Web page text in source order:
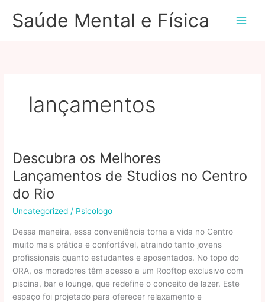
paraSaúde Mental e Física
lançamentos
Descubra os Melhores
Lançamentos de Studios no Centro
do Rio
Uncategorized / Psicologo
Dessa maneira, essa conveniência torna a vida no Centro
muito mais prática e confortável, atraindo tanto jovens
profissionais quanto estudantes e aposentados. No topo do
ORA, os moradores têm acesso a um Rooftop exclusivo com
piscina, bar e lounge, que redefine o conceito de lazer. Este
espaço foi projetado para oferecer relaxamento e